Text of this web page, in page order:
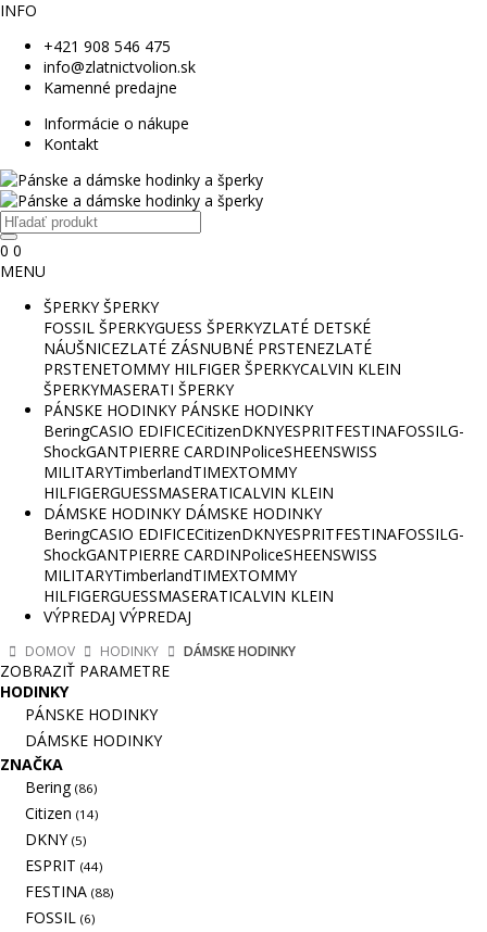
INFO
+421 908 546 475
info@zlatnictvolion.sk
Kamenné predajne
Informácie o nákupe
Kontakt
0 0
MENU
ŠPERKY ŠPERKY
FOSSIL ŠPERKYGUESS ŠPERKYZLATÉ DETSKÉ
NÁUŠNICEZLATÉ ZÁSNUBNÉ PRSTENEZLATÉ
PRSTENETOMMY HILFIGER ŠPERKYCALVIN KLEIN
ŠPERKYMASERATI ŠPERKY
PÁNSKE HODINKY PÁNSKE HODINKY
BeringCASIO EDIFICECitizenDKNYESPRITFESTINAFOSSILG-
ShockGANTPIERRE CARDINPoliceSHEENSWISS
MILITARYTimberlandTIMEXTOMMY
HILFIGERGUESSMASERATICALVIN KLEIN
DÁMSKE HODINKY DÁMSKE HODINKY
BeringCASIO EDIFICECitizenDKNYESPRITFESTINAFOSSILG-
ShockGANTPIERRE CARDINPoliceSHEENSWISS
MILITARYTimberlandTIMEXTOMMY
HILFIGERGUESSMASERATICALVIN KLEIN
VÝPREDAJ VÝPREDAJ
DOMOV HODINKY DÁMSKE HODINKY
ZOBRAZIŤ PARAMETRE
HODINKY
PÁNSKE HODINKY
DÁMSKE HODINKY
ZNAČKA
Bering (86)
Citizen (14)
DKNY (5)
ESPRIT (44)
FESTINA (88)
FOSSIL (6)